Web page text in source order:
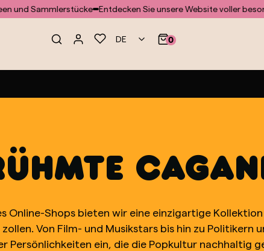
Sammlerstücke Entdecken Sie unsere Website voller
DE 0
Online-Shops bieten wir eine einzigartige
Von Film- und Musikstars bis hin zu Politikern
Persönlichkeiten ein, die die Popkultur nachhaltig